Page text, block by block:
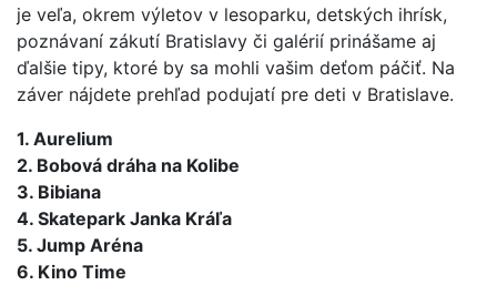
je veľa, okrem výletov v lesoparku, detských ihrísk,
poznávaní zákutí Bratislavy či galérií prinášame aj
ďalšie tipy, ktoré by sa mohli vašim deťom páčiť. Na
záver nájdete prehľad podujatí pre deti v Bratislave.
1. Aurelium
2. Bobová dráha na Kolibe
3. Bibiana
4. Skatepark Janka Kráľa
5. Jump Aréna
6. Kino Time